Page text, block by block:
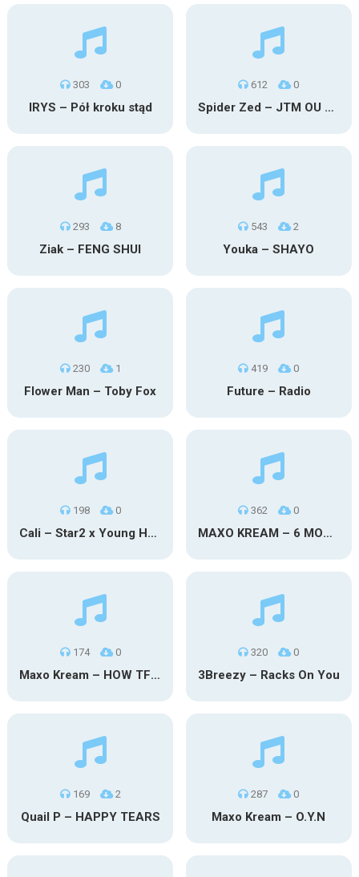
303 0
IRYS – Pół kroku stąd
612 0
Spider Zed – JTM OU TG
293 8
Ziak – FENG SHUI
543 2
Youka – SHAYO
230 1
Flower Man – Toby Fox
419 0
Future – Radio
198 0
Cali – Star2 x Young Henny
362 0
MAXO KREAM – 6 MONTHS CLEAN
174 0
Maxo Kream – HOW TF I’M LUCKY
320 0
3Breezy – Racks On You
169 2
Quail P – HAPPY TEARS
287 0
Maxo Kream – O.Y.N